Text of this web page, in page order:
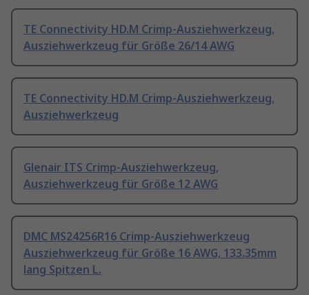
TE Connectivity HD.M Crimp-Ausziehwerkzeug,
Ausziehwerkzeug für Größe 26/14 AWG
TE Connectivity HD.M Crimp-Ausziehwerkzeug,
Ausziehwerkzeug
Glenair ITS Crimp-Ausziehwerkzeug,
Ausziehwerkzeug für Größe 12 AWG
DMC MS24256R16 Crimp-Ausziehwerkzeug
Ausziehwerkzeug für Größe 16 AWG, 133.35mm
lang Spitzen L.